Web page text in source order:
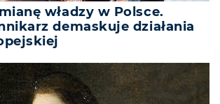
władzy w Polsce.
demaskuje działania